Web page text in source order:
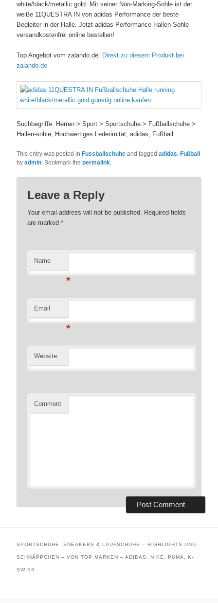
white/black/metallic gold: Mit seiner Non-Marking-Sohle ist der
weiße 11QUESTRA IN von adidas Performance der beste
Begleiter in der Halle. Jetzt adidas Performance Hallen-Sohle
versandkostenfrei online bestellen!
Top Angebot vom zalando.de: Direkt zu diesem Produkt bei
zalando.de
Suchbegriffe: Herren > Sport > Sportschuhe > Fußballschuhe >
Hallen-sohle, Hochwertiges Lederimitat, adidas, Fußball
This entry was posted inFussballschuhe and taggedadidas,Fußball
byadmin. Bookmark thepermalink.
Leave a Reply
Your email address will not be published. Required fields
are marked*
Name
*
Email
*
Website
Comment
SPORTSCHUHE, SNEAKERS & LAUFSCHUHE – HIGHLIGHTS UND
SCHNÄPPCHEN – VON TOP MARKEN – ADIDAS, NIKE, PUMA, K-
SWISS